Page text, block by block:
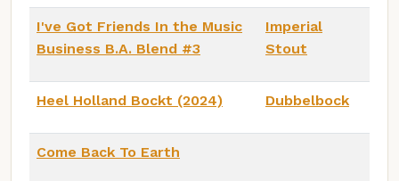
I've Got Friends In the Music
Business B.A. Blend #3
Imperial
Stout
Heel Holland Bockt (2024) Dubbelbock
Come Back To Earth